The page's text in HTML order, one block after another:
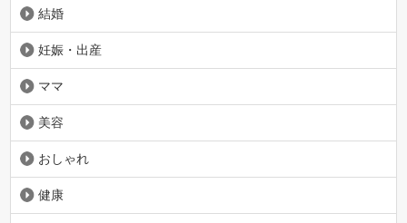
結婚
妊娠・出産
ママ
美容
おしゃれ
健康